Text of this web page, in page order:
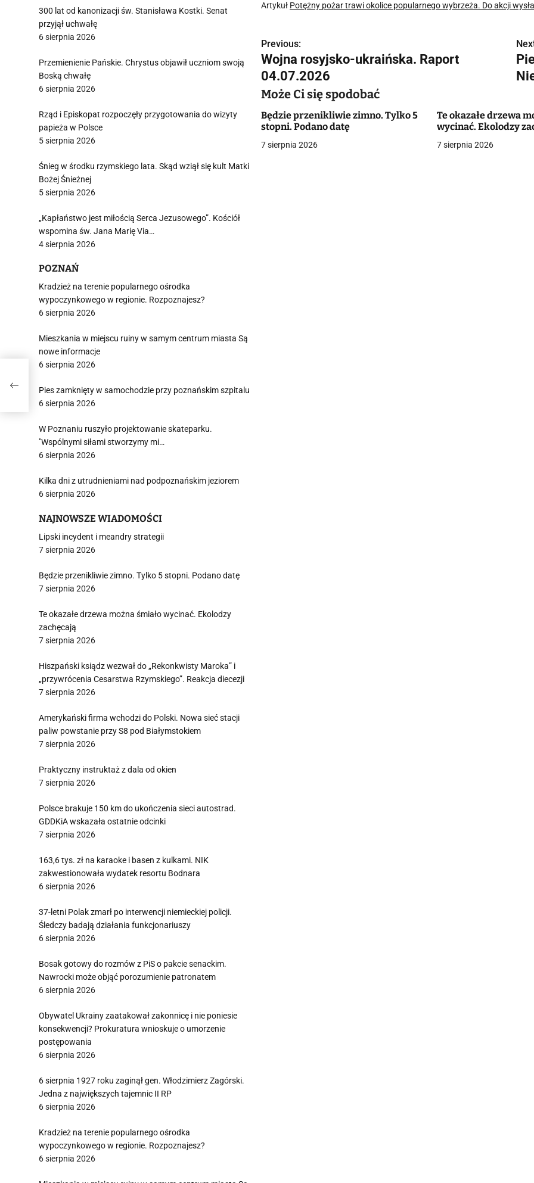
Artykuł Potężny pożar trawi okolice popularnego wybrzeża. Do akcji
N
a
w
i
g
Previous:
Wojna rosyjsko-ukraińska. Raport
04.07.2026
Może Ci się spodobać
Będzie przenikliwie zimno. Tylko 5
stopni. Podano datę
7 sierpnia 2026
Te okazałe drzewa
wycinać. Ekolodzy
7 sierpnia 2026
300 lat od kanonizacji św. Stanisława Kostki. Senat
przyjął uchwałę
6 sierpnia 2026
Przemienienie Pańskie. Chrystus objawił uczniom swoją
Boską chwałę
6 sierpnia 2026
Rząd i Episkopat rozpoczęły przygotowania do wizyty
papieża w Polsce
5 sierpnia 2026
Śnieg w środku rzymskiego lata. Skąd wziął się kult Matki
Bożej Śnieżnej
5 sierpnia 2026
„Kapłaństwo jest miłością Serca Jezusowego”. Kościół
wspomina św. Jana Marię Via…
4 sierpnia 2026
POZNAŃ
Kradzież na terenie popularnego ośrodka
wypoczynkowego w regionie. Rozpoznajesz?
6 sierpnia 2026
Mieszkania w miejscu ruiny w samym centrum miasta Są
nowe informacje
6 sierpnia 2026
Pies zamknięty w samochodzie przy poznańskim szpitalu
6 sierpnia 2026
W Poznaniu ruszyło projektowanie skateparku.
"Wspólnymi siłami stworzymy mi…
6 sierpnia 2026
Kilka dni z utrudnieniami nad podpoznańskim jeziorem
6 sierpnia 2026
NAJNOWSZE WIADOMOŚCI
Lipski incydent i meandry strategii
7 sierpnia 2026
Będzie przenikliwie zimno. Tylko 5 stopni. Podano datę
7 sierpnia 2026
Te okazałe drzewa można śmiało wycinać. Ekolodzy
zachęcają
7 sierpnia 2026
Hiszpański ksiądz wezwał do „Rekonkwisty Maroka” i
„przywrócenia Cesarstwa Rzymskiego”. Reakcja diecezji
7 sierpnia 2026
Amerykański firma wchodzi do Polski. Nowa sieć stacji
paliw powstanie przy S8 pod Białymstokiem
7 sierpnia 2026
Praktyczny instruktaż z dala od okien
7 sierpnia 2026
Polsce brakuje 150 km do ukończenia sieci autostrad.
GDDKiA wskazała ostatnie odcinki
7 sierpnia 2026
163,6 tys. zł na karaoke i basen z kulkami. NIK
zakwestionowała wydatek resortu Bodnara
6 sierpnia 2026
37-letni Polak zmarł po interwencji niemieckiej policji.
Śledczy badają działania funkcjonariuszy
6 sierpnia 2026
Bosak gotowy do rozmów z PiS o pakcie senackim.
Nawrocki może objąć porozumienie patronatem
6 sierpnia 2026
Obywatel Ukrainy zaatakował zakonnicę i nie poniesie
konsekwencji? Prokuratura wnioskuje o umorzenie
postępowania
6 sierpnia 2026
6 sierpnia 1927 roku zaginął gen. Włodzimierz Zagórski.
Jedna z największych tajemnic II RP
6 sierpnia 2026
Kradzież na terenie popularnego ośrodka
wypoczynkowego w regionie. Rozpoznajesz?
6 sierpnia 2026